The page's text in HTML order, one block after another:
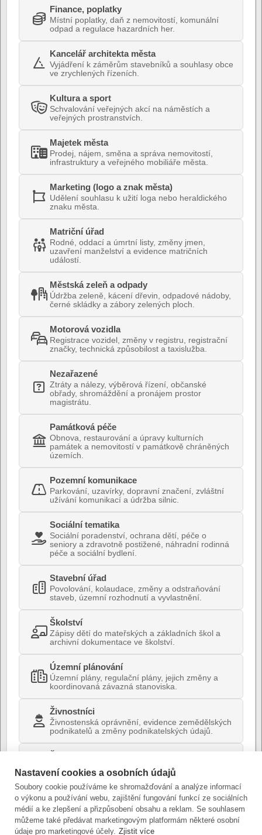
Finance, poplatky
Místní poplatky, daň z nemovitostí, komunální
odpad a regulace hazardních her.
Kancelář architekta města
Vyjádření k záměrům stavebníků a souhlasy obce
ve zrychlených řízeních.
Kultura a sport
Schvalování veřejných akcí na náměstích a
veřejných prostranstvích.
Majetek města
Prodej, nájem, směna a správa nemovitostí,
infrastruktury a veřejného mobiliáře města.
Marketing (logo a znak města)
Udělení souhlasu k užití loga nebo heraldického
znaku města.
Matriční úřad
Rodné, oddací a úmrtní listy, změny jmen,
uzavření manželství a evidence matričních
událostí.
Městská zeleň a odpady
Údržba zeleně, kácení dřevin, odpadové nádoby,
černé skládky a zábory zelených ploch.
Motorová vozidla
Registrace vozidel, změny v registru, registrační
značky, technická způsobilost a taxislužba.
Nezařazené
Ztráty a nálezy, výběrová řízení, občanské
obřady, shromáždění a pronájem prostor
magistrátu.
Památková péče
Obnova, restaurování a úpravy kulturních
památek a nemovitostí v památkově chráněných
územích.
Pozemní komunikace
Parkování, uzavírky, dopravní značení, zvláštní
užívání komunikací a údržba silnic.
Sociální tematika
Sociální poradenství, ochrana dětí, péče o
seniory a zdravotně postižené, náhradní rodinná
péče a sociální bydlení.
Stavební úřad
Povolování, kolaudace, změny a odstraňování
staveb, územní rozhodnutí a vyvlastnění.
Školství
Zápisy dětí do mateřských a základních škol a
archivní dokumentace ve školství.
Územní plánování
Územní plány, regulační plány, jejich změny a
koordinovaná závazná stanoviska.
Živnostníci
Živnostenská oprávnění, evidence zemědělských
podnikatelů a změny podnikatelských údajů.
Ochrana přírody, kácení dřevin, vodní
hospodářství, ovzduší, odpady a environmentální
stanoviska.
Nastavení cookies a osobních údajů
Soubory cookie používáme ke shromažďování a analýze informací
o výkonu a používání webu, zajištění fungování funkcí ze sociálních
médií a ke zlepšení a přizpůsobení obsahu a reklam. Se souhlasem
můžeme také předávat marketingovým platformám některé osobní
údaje pro marketingové účely. Zjistit více